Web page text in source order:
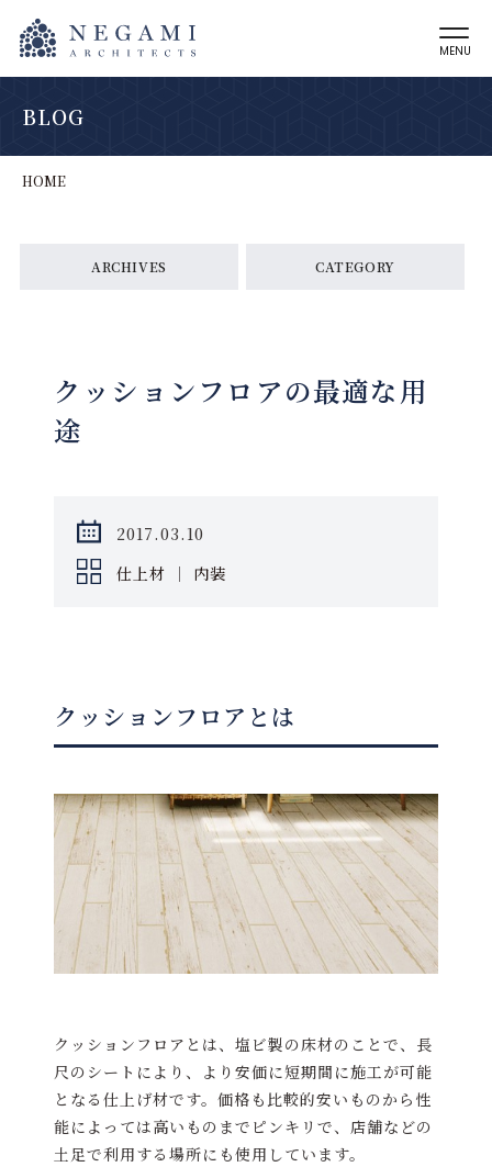
MENU
BLOG
HOME
ARCHIVES CATEGORY
クッションフロアの最適な用
途
2017.03.10
仕上材 ｜ 内装
クッションフロアとは
クッションフロアとは、塩ビ製の床材のことで、長
尺のシートにより、より安価に短期間に施工が可能
となる仕上げ材です。価格も比較的安いものから性
能によっては高いものまでピンキリで、店舗などの
土足で利用する場所にも使用しています。